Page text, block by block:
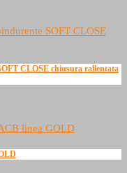
CLOSE chiusura rallentata